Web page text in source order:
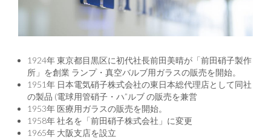
1924年 東京都目黒区に初代社長前田美晴が「前田硝子製作
所」を創業 ランプ・真空バルブ用ガラスの販売を開始。
1951年 日本電気硝子株式会社の東日本総代理店として同社
の製品 (電球用管硝子・ハ”ルブ の販売を兼営
1953年 医療用ガラスの販売を開始。
1958年 社名を「前田硝子株式会社」に変更
1965年 大阪支店を設立